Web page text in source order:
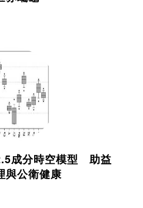
成分時空模型 助益
與公衛健康